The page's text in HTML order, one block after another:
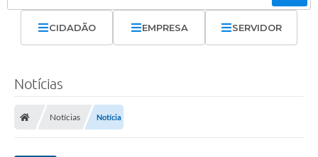
CIDADÃO EMPRESA SERVIDOR
Notícias
Notícias Notícia